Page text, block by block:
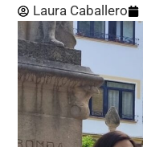
Laura Caballero